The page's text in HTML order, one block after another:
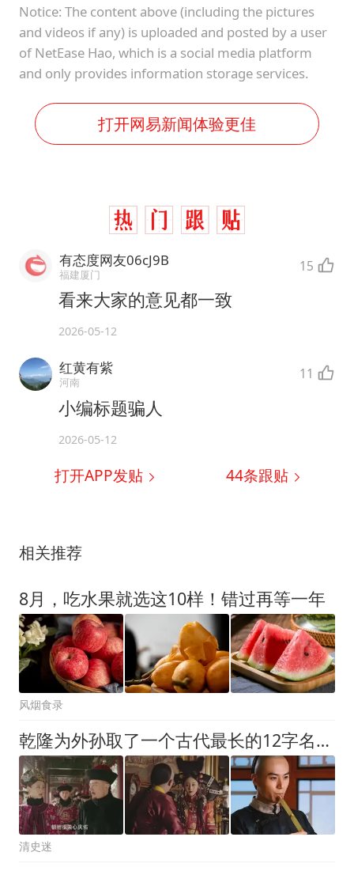
Notice: The content above (including the pictures
and videos if any) is uploaded and posted by a user
of NetEase Hao, which is a social media platform
and only provides information storage services.
打开网易新闻体验更佳
有态度网友06cJ9B
福建厦门 15
看来大家的意见都一致
2026-05-12
红黄有紫
河南 11
小编标题骗人
2026-05-12
打开APP发贴 44条跟贴
相关推荐
8月，吃水果就选这10样！错过再等一年
风烟食录
乾隆为外孙取了一个古代最长的12字名字，希望外孙福寿双全，还将祖父康熙玄孙女嫁给他，但他却紧随母亲和敬公主之后去世了
清史迷